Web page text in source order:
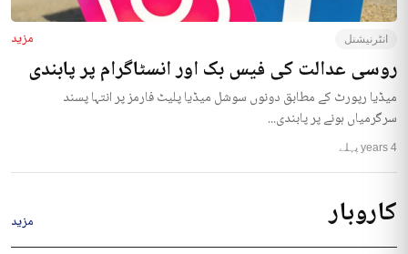
انٹرنیشنل مزید
روسی عدالت کی فیس بک اور انسٹاگرام پر پابندی
میڈیا رپورٹ کے مطابق دونوں سوشل میڈیا پلیٹ فارمز پر انتہا پسند
سرگرمیاں ہونے پر پابندی...
4 years پہلے
کاروبار مزید